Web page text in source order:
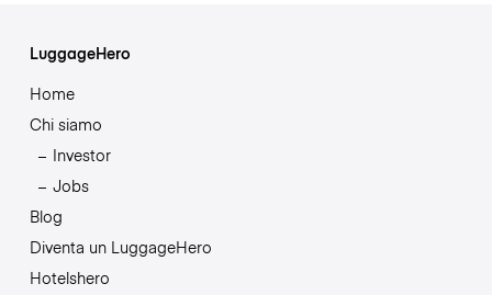
LuggageHero
Home
Chi siamo
Investor
Jobs
Blog
Diventa un LuggageHero
Hotelshero